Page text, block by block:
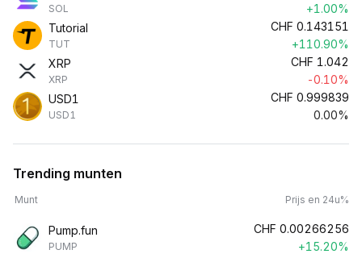
SOL
+1.00%
Tutorial
TUT
CHF 0.143151
+110.90%
XRP
XRP
CHF 1.042
-0.10%
USD1
USD1
CHF 0.999839
0.00%
Trending munten
Munt Prijs en 24u%
Pump.fun
PUMP
CHF 0.00266256
+15.20%